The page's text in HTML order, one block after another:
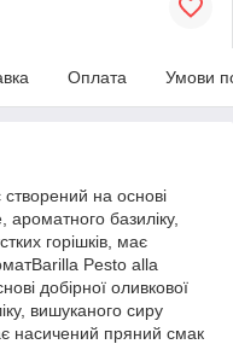
Оплата Умови
на основі
ароматного базиліку,
горішків, має
Pesto alla
добірної оливкової
вишуканого сиру
насичений пряний смак